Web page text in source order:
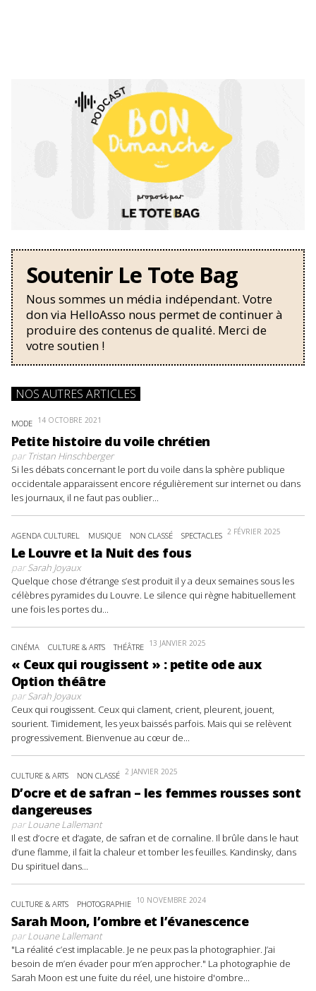
Soutenir Le Tote Bag
Nous sommes un média indépendant. Votre
don via HelloAsso nous permet de continuer à
produire des contenus de qualité. Merci de
votre soutien !
NOS AUTRES ARTICLES
MODE 14 OCTOBRE 2021
Petite histoire du voile chrétien
parTristan Hinschberger
Si les débats concernant le port du voile dans la sphère publique
occidentale apparaissent encore régulièrement sur internet ou dans
les journaux, il ne faut pas oublier...
AGENDA CULTUREL MUSIQUE NON CLASSÉ SPECTACLES 2 FÉVRIER 2025
Le Louvre et la Nuit des fous
parSarah Joyaux
Quelque chose d’étrange s’est produit il y a deux semaines sous les
célèbres pyramides du Louvre. Le silence qui règne habituellement
une fois les portes du...
CINÉMA CULTURE & ARTS THÉÂTRE 13 JANVIER 2025
« Ceux qui rougissent » : petite ode aux
Option théâtre
parSarah Joyaux
Ceux qui rougissent. Ceux qui clament, crient, pleurent, jouent,
sourient. Timidement, les yeux baissés parfois. Mais qui se relèvent
progressivement. Bienvenue au cœur de...
CULTURE & ARTS NON CLASSÉ 2 JANVIER 2025
D’ocre et de safran – les femmes rousses sont
dangereuses
parLouane Lallemant
Il est d’ocre et d’agate, de safran et de cornaline. Il brûle dans le haut
d’une flamme, il fait la chaleur et tomber les feuilles. Kandinsky, dans
Du spirituel dans...
CULTURE & ARTS PHOTOGRAPHIE 10 NOVEMBRE 2024
Sarah Moon, l’ombre et l’évanescence
parLouane Lallemant
"La réalité c’est implacable. Je ne peux pas la photographier. J’ai
besoin de m’en évader pour m’en approcher." La photographie de
Sarah Moon est une fuite du réel, une histoire d'ombre...